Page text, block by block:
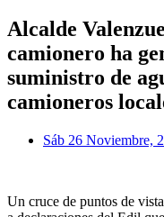
Alcalde
camionero ha
suministro de
camioneros
Sáb 26 Noviembre,
Un cruce de puntos de